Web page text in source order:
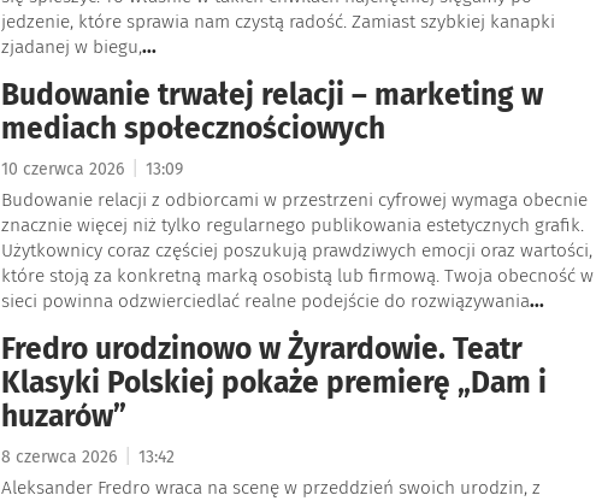
jedzenie, które sprawia nam czystą radość. Zamiast szybkiej kanapki
zjadanej w biegu,...
Budowanie trwałej relacji – marketing w
mediach społecznościowych
10 czerwca 2026 13:09
Budowanie relacji z odbiorcami w przestrzeni cyfrowej wymaga obecnie
znacznie więcej niż tylko regularnego publikowania estetycznych grafik.
Użytkownicy coraz częściej poszukują prawdziwych emocji oraz wartości,
które stoją za konkretną marką osobistą lub firmową. Twoja obecność w
sieci powinna odzwierciedlać realne podejście do rozwiązywania...
Fredro urodzinowo w Żyrardowie. Teatr
Klasyki Polskiej pokaże premierę „Dam i
huzarów”
8 czerwca 2026 13:42
Aleksander Fredro wraca na scenę w przeddzień swoich urodzin, z